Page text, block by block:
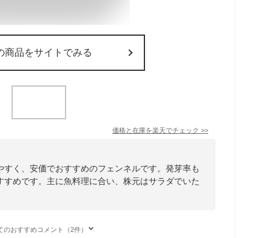
商品をサイトでみる
価格と在庫を楽天でチェック >>
く、安価でおすすめのフェンネルです。発芽率も
めです。主に魚料理に合い、株元はサラダでいた
のおすすめコメント（2件）